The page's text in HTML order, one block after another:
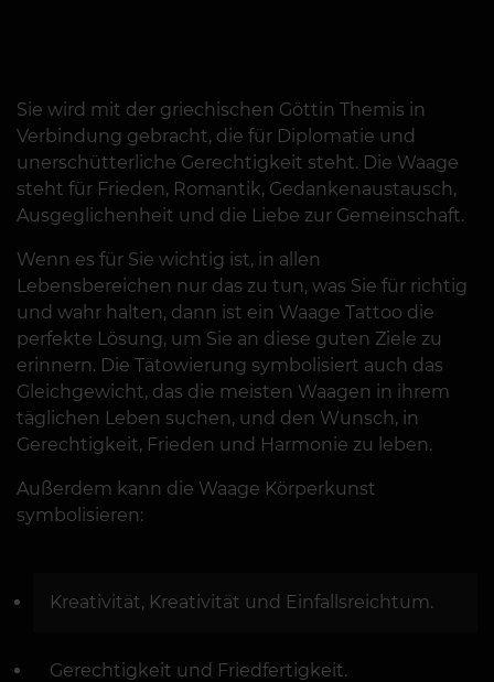
Sie wird mit der griechischen Göttin Themis in
Verbindung gebracht, die für Diplomatie und
unerschütterliche Gerechtigkeit steht. Die Waage
steht für Frieden, Romantik, Gedankenaustausch,
Ausgeglichenheit und die Liebe zur Gemeinschaft.
Wenn es für Sie wichtig ist, in allen
Lebensbereichen nur das zu tun, was Sie für richtig
und wahr halten, dann ist ein Waage Tattoo die
perfekte Lösung, um Sie an diese guten Ziele zu
erinnern. Die Tätowierung symbolisiert auch das
Gleichgewicht, das die meisten Waagen in ihrem
täglichen Leben suchen, und den Wunsch, in
Gerechtigkeit, Frieden und Harmonie zu leben.
Außerdem kann die Waage Körperkunst
symbolisieren:
Kreativität, Kreativität und Einfallsreichtum.
Gerechtigkeit und Friedfertigkeit.